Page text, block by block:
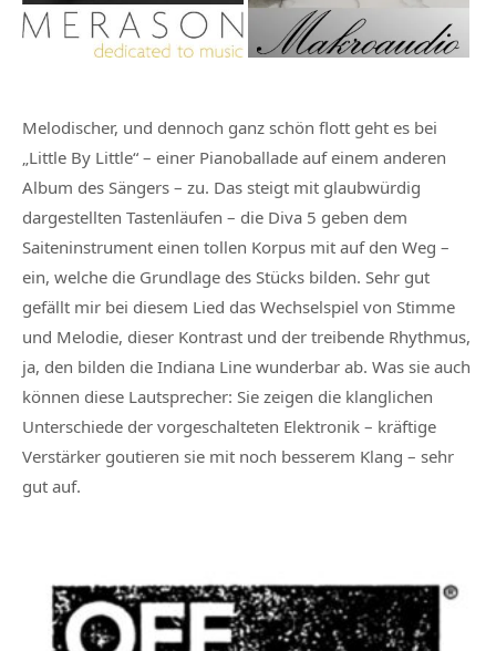
Melodischer, und dennoch ganz schön flott geht es bei
„Little By Little“ – einer Pianoballade auf einem anderen
Album des Sängers – zu. Das steigt mit glaubwürdig
dargestellten Tastenläufen – die Diva 5 geben dem
Saiteninstrument einen tollen Korpus mit auf den Weg –
ein, welche die Grundlage des Stücks bilden. Sehr gut
gefällt mir bei diesem Lied das Wechselspiel von Stimme
und Melodie, dieser Kontrast und der treibende Rhythmus,
ja, den bilden die Indiana Line wunderbar ab. Was sie auch
können diese Lautsprecher: Sie zeigen die klanglichen
Unterschiede der vorgeschalteten Elektronik – kräftige
Verstärker goutieren sie mit noch besserem Klang – sehr
gut auf.